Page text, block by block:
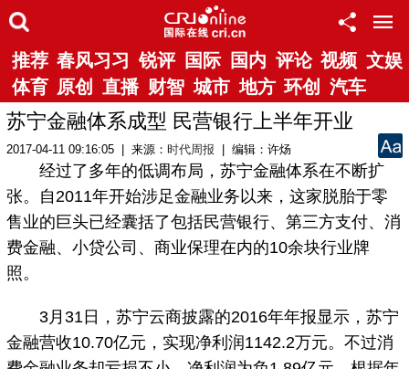
推荐 春风习习 锐评 国际 国内 评论 视频 文娱
体育 原创 直播 财智 城市 地方 环创 汽车
苏宁金融体系成型 民营银行上半年开业
2017-04-11 09:16:05 | 来源： 时代周报 | 编辑：许炀
经过了多年的低调布局，苏宁金融体系在不断扩
张。自2011年开始涉足金融业务以来，这家脱胎于零
售业的巨头已经囊括了包括民营银行、第三方支付、消
费金融、小贷公司、商业保理在内的10余块行业牌
照。
3月31日，苏宁云商披露的2016年年报显示，苏宁
金融营收10.70亿元，实现净利润1142.2万元。不过消